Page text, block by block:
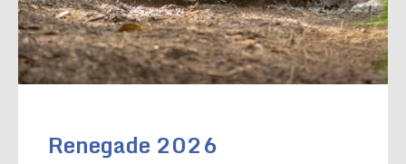
Renegade 2026